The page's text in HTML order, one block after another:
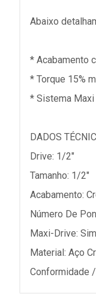
Abaixo
* Acabamento
* Torque 15%
* Sistema
DADOS
Drive: 1/2"
Tamanho: 1/2"
Acabamento:
Número De
Maxi-Drive: Sim
Material: Aço
Conformidade